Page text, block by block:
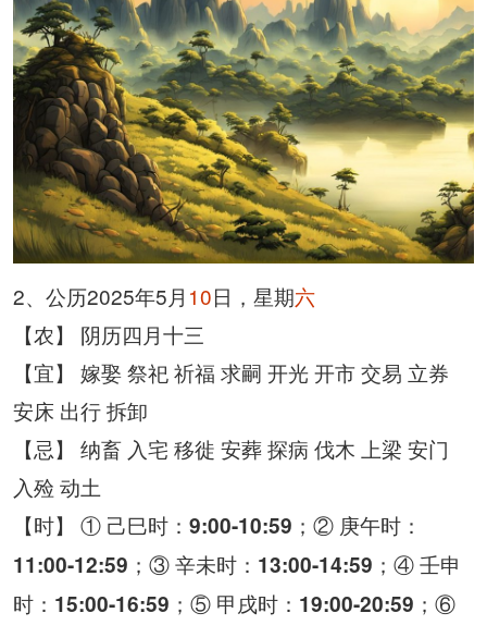
2、公历2025年5月 10日，星期六
【农】 阴历四月十三
【宜】 嫁娶 祭祀 祈福 求嗣 开光 开市 交易 立券
安床 出行 拆卸
【忌】 纳畜 入宅 移徙 安葬 探病 伐木 上梁 安门
入殓 动土
【时】 ① 己巳时： 9:00-10:59 ；② 庚午时：
11:00-12:59 ；③ 辛未时： 13:00-14:59 ；④ 壬申
时： 15:00-16:59 ；⑤ 甲戌时： 19:00-20:59 ；⑥